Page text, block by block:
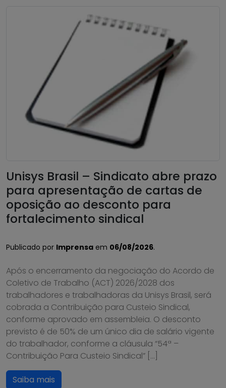
Unisys Brasil – Sindicato abre prazo
para apresentação de cartas de
oposição ao desconto para
fortalecimento sindical
Publicado por Imprensa em 06/08/2026.
Após o encerramento da negociação do Acordo de
Coletivo de Trabalho (ACT) 2026/2028 dos
trabalhadores e trabalhadoras da Unisys Brasil, será
cobrada a Contribuição para Custeio Sindical,
conforme aprovado em assembleia. O desconto
previsto é de 50% de um único dia de salário vigente
do trabalhador, conforme a cláusula “54ª –
Contribuição Para Custeio Sindical” […]
Saiba mais